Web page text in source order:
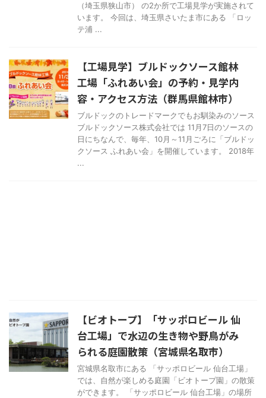
（埼玉県狭山市） の2か所で工場見学が実施されて
います。 今回は、埼玉県さいたま市にある 「ロッ
テ浦 ...
【工場見学】ブルドックソース館林
工場「ふれあい会」の予約・見学内
容・アクセス方法（群馬県館林市）
ブルドックのトレードマークでもお馴染みのソース
ブルドックソース株式会社では 11月7日のソースの
日にちなんで、毎年、10月～11月ごろに「ブルドッ
クソース ふれあい会」を開催しています。 2018年
...
【ビオトープ】「サッポロビール 仙
台工場」で水辺の生き物や野鳥がみ
られる庭園散策（宮城県名取市）
宮城県名取市にある 「サッポロビール 仙台工場」
では、自然が楽しめる庭園「ビオトープ園」の散策
ができます。 「サッポロビール 仙台工場」の場所